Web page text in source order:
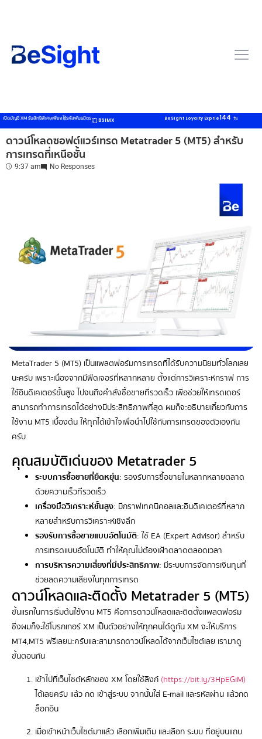
เปิดบัญชี XM รับสิทธิพิเศษเพียงใช้รหัสพันธมิตร BSIMX BeSight Loyalty Exprie144 วัน
ดาวน์โหลดซอฟต์แวร์เทรด Metatrader 5 (MT5) สำหรับ
การเทรดที่เหนือชั้น
9:37 am No Responses
MetaTrader 5 (MT5) เป็นแพลตฟอร์มการเทรดที่ได้รับความนิยมทั่วโลกเลย
นะครับ เพราะเนื่องจากมีฟีดเจอร์ที่หลากหลาย ตั้งแต่การวิเคราะห์กราฟ การ
ใช้อินดิเคเตอร์ขั้นสูง ไปจนถึงคำสั่งซื้อขายที่รวดเร็ว เพื่อช่วยให้เทรดเดอร์
สามารถทำการเทรดได้อย่างมีประสิทธิภาพที่สุด ผมก็จะอธิบายเกี๋ยวกับการ
ใช้งาน MT5 เบื้องต้น ให้ทุกได้เข้าใจเพื่อนำไปใช้กับการเทรดของตัวเองกัน
ครับ
คุณสมบัติเด่นของ Metatrader 5
ระบบการซื้อขายที่ยืดหยุ่น: รองรับการซื้อขายในหลากหลายตลาด
ด้วยความเร็วที่รวดเร็ว
เครื่องมือวิเคราะห์ขั้นสูง: มีกราฟเทคนิคอลและอินดิเคเตอร์ที่หลาก
หลายสำหรับการวิเคราะห์เชิงลึก
รองรับการซื้อขายแบบอัตโนมัติ: ใช้ EA (Expert Advisor) สำหรับ
การเทรดแบบอัตโนมัติ ทำให้คุณไม่ต้องเฝ้าตลาดตลอดเวลา
การบริหารความเสี่ยงที่มีประสิทธิภาพ: มีระบบการจัดการเงินทุนที่
ช่วยลดความเสี่ยงในทุกการเทรด
ดาวน์โหลดและติดตั้ง Metatrader 5 (MT5)
ขั้นแรกในการเริ่มต้นใช้งาน MT5 คือการดาวน์โหลดและติดตั้งแพลตฟอร์ม
ซึ่งผมก็จะใช้โบรกเกอร์ XM เป็นตัวอย่างให้ทุกคนได้ดูกัน XM จะให้บริการ
MT4,MT5 ฟรีเลยนะครับและสามารถดาวน์โหลดได้จากเว็บไซต์เลย เรามาดู
ขั้นตอนกัน
เข้าไปที่เว็บไซต์หลักของ XM โดยใช้ลิงก์ (https://bit.ly/3HpEGiM)
ได้เลยครับ แล้ว กด เข้าสู่ระบบ จากนั้นใส่ E-mail และรหัสผ่าน แล้วกด
ล็อกอิน
เมื่อเข้าหน้าเว็บไซต์มาแล้ว เลือกเพิ่มเติม และเลือก ระบบ ที่อยู่บนแถบ